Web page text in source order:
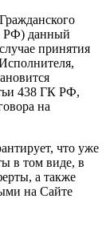
РФ) данный
принятия
438 ГК РФ,
на
что уже
в том виде, в
а также
на Сайте